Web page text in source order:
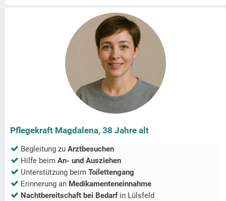
Pflegekraft Magdalena, 38 Jahre alt
Begleitung zu Arztbesuchen
Hilfe beim An- und Ausziehen
Unterstützung beim Toilettengang
Erinnerung an Medikamenteneinnahme
Nachtbereitschaft bei Bedarfin Lülsfeld